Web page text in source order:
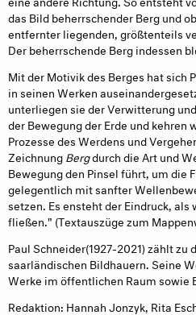
das Bild beherrschender Berg und
entfernter liegenden, größtenteils
Der beherrschende Berg indessen
Mit der Motivik des Berges hat sich
in seinen Werken
unterliegen sie der Verwitterung
der Bewegung der Erde und kehren
Prozesse des Werdens und
ZeichnungBergdurch die Art und
Bewegung den Pinsel führt, um die
gelegentlich mit sanfter
setzen. Es ensteht der Eindruck, als
fließen." (Textauszüge zum
Paul Schneider(1927-2021) zählt zu
saarländischen Bildhauern. Seine
Werke im öffentlichen Raum sowie
Redaktion: Hannah Jonzyk, Rita